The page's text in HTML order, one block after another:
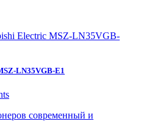
LN35VGB-E1